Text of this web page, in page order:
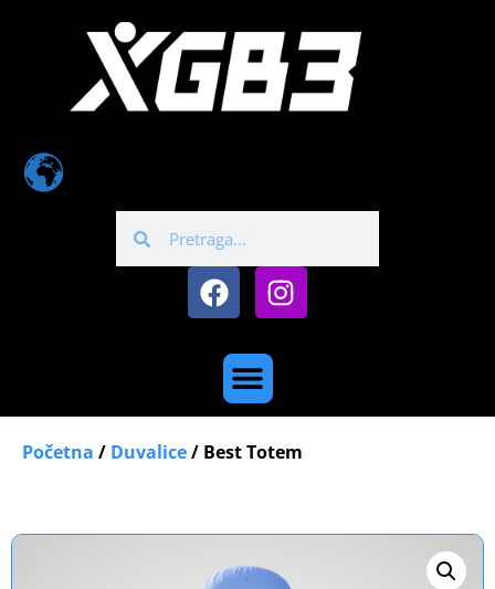
Početna / Duvalice/ Best Totem